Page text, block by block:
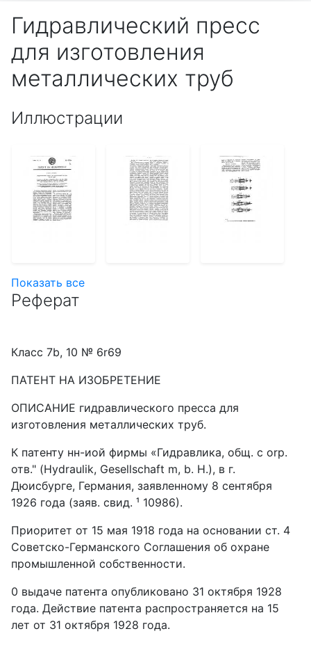
Гидравлический пресс
для изготовления
металлических труб
Иллюстрации
Показать все
Реферат
Класс 7b, 10 № 6r69
ПАТЕНТ HA ИЗОБРЕТЕНИЕ
ОПИСАНИЕ гидравлического пресса для
изготовления металлических труб.
К патенту нн-иой фирмы «Гидравлика, общ. с orp.
отв." (Hydraulik, Gesellschaft m, b. Н.), в г.
Дюисбурге, Германия, заявленному 8 сентября
1926 года (заяв. свид. ¹ 10986).
Приоритет от 15 мая 1918 года на основании ст. 4
Советско-Германского Соглашения об охране
промышленной собственности.
0 выдаче патента опубликовано 31 октября 1928
года. Действие патента распространяется на 15
лет от 31 октября 1928 года.